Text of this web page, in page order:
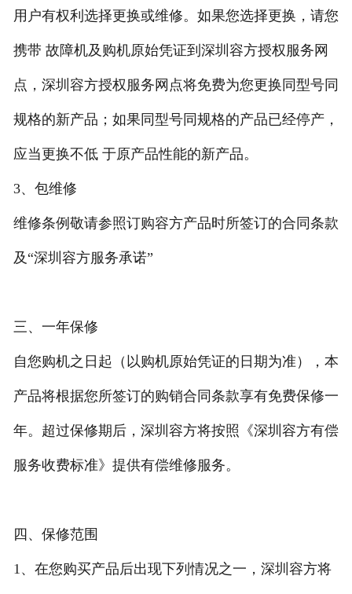
用户有权利选择更换或维修。如果您选择更换，请您
携带 故障机及购机原始凭证到深圳容方授权服务网
点，深圳容方授权服务网点将免费为您更换同型号同
规格的新产品；如果同型号同规格的产品已经停产，
应当更换不低 于原产品性能的新产品。
3、包维修
维修条例敬请参照订购容方产品时所签订的合同条款
及“深圳容方服务承诺”
三、一年保修
自您购机之日起（以购机原始凭证的日期为准），本
产品将根据您所签订的购销合同条款享有免费保修一
年。超过保修期后，深圳容方将按照《深圳容方有偿
服务收费标准》提供有偿维修服务。
四、保修范围
1、在您购买产品后出现下列情况之一，深圳容方将